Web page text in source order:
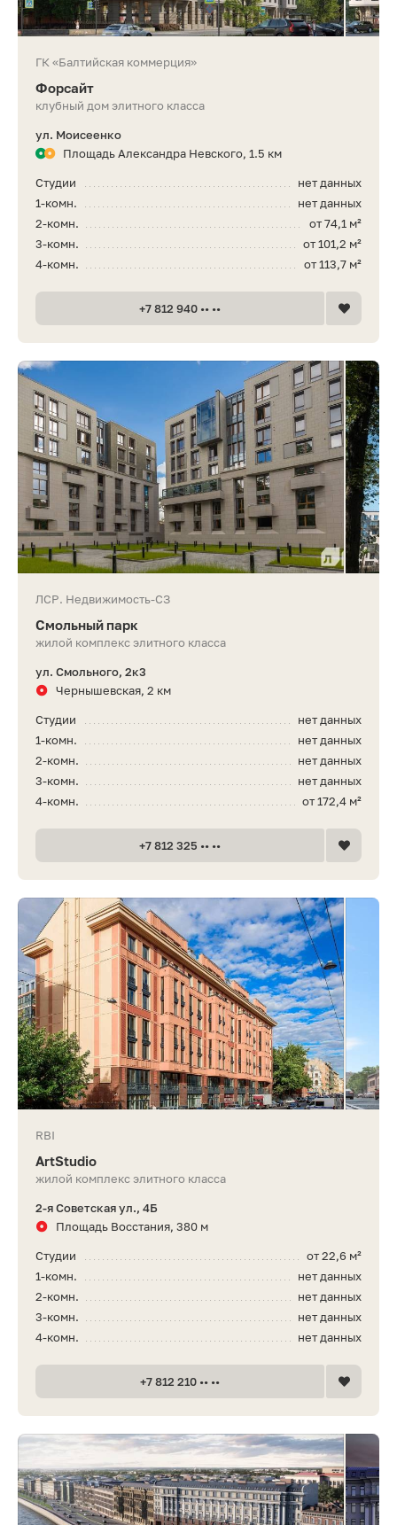
ГК «Балтийская коммерция»
Форсайт
клубный дом элитного класса
ул. Моисеенко
Площадь Александра Невского, 1.5 км
нет данных
Студии
нет данных
1-комн.
от 74,1 м²
2-комн.
от 101,2 м²
3-комн.
от 113,7 м²
4-комн.
+7 812 940 •• ••
ЛСР. Недвижимость-СЗ
Смольный парк
жилой комплекс элитного класса
ул. Смольного, 2к3
Чернышевская, 2 км
нет данных
Студии
нет данных
1-комн.
нет данных
2-комн.
нет данных
3-комн.
от 172,4 м²
4-комн.
+7 812 325 •• ••
RBI
ArtStudio
жилой комплекс элитного класса
2-я Советская ул., 4Б
Площадь Восстания, 380 м
от 22,6 м²
Студии
нет данных
1-комн.
нет данных
2-комн.
нет данных
3-комн.
нет данных
4-комн.
+7 812 210 •• ••